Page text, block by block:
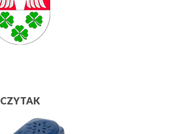
CZYTAK